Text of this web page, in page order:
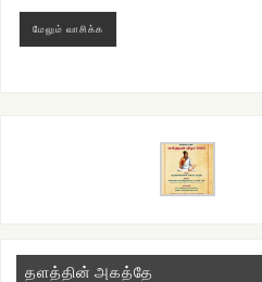
மேலும் வாசிக்க
தளத்தின் அகத்தே